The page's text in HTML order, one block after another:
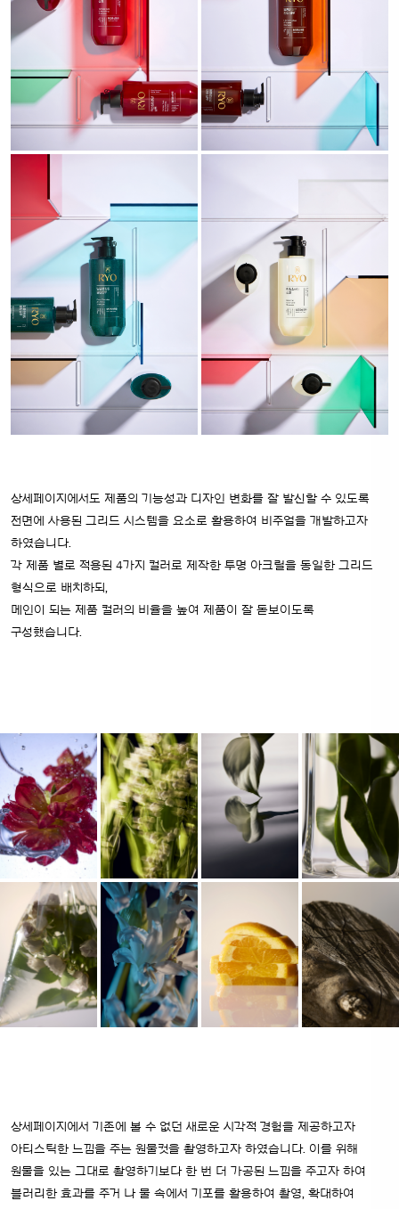
상세페이지에서도 제품의 기능성과 디자인 변화를 잘 발신할 수 있도록
전면에 사용된 그리드 시스템을 요소로 활용하여 비주얼을 개발하고자
하였습니다.
각 제품 별로 적용된 4가지 컬러로 제작한 투명 아크릴을 동일한 그리드
형식으로 배치하되,
메인이 되는 제품 컬러의 비율을 높여 제품이 잘 돋보이도록
구성했습니다.
상세페이지에서 기존에 볼 수 없던 새로운 시각적 경험을 제공하고자
아티스틱한 느낌을 주는 원물컷을 촬영하고자 하였습니다. 이를 위해
원물을 있는 그대로 촬영하기보다 한 번 더 가공된 느낌을 주고자 하여
블러리한 효과를 주거 나 물 속에서 기포를 활용하여 촬영, 확대하여